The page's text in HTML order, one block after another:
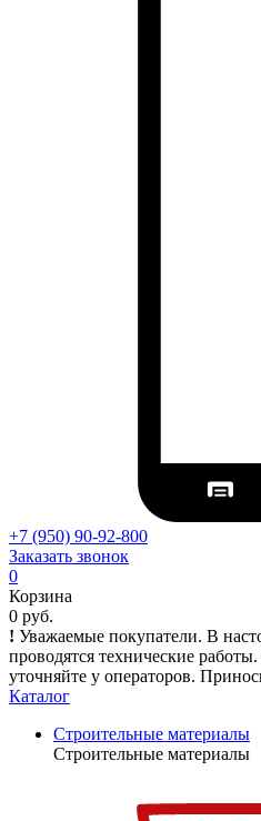
+7 (950) 90-92-800
Заказать звонок
0
Корзина
0 руб.
! Уважаемые покупатели. В
проводятся технические
уточняйте у операторов.
Каталог
Строительные материалы
Строительные материалы